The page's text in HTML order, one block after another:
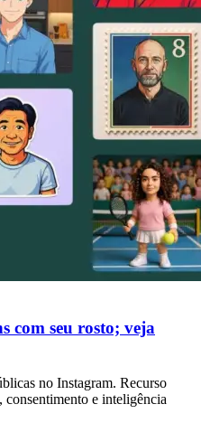
com seu rosto; veja
no Instagram. Recurso
consentimento e inteligência